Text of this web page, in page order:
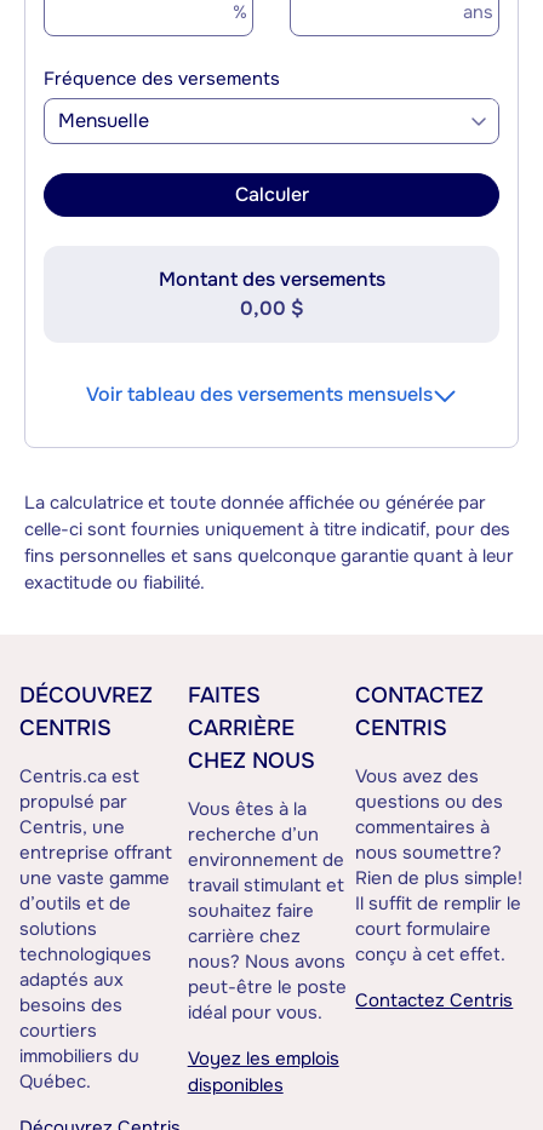
% ans
Fréquence des versements
Mensuelle
Calculer
Montant des versements
0,00 $
Voir tableau des versements mensuels
La calculatrice et toute donnée affichée ou générée par
celle-ci sont fournies uniquement à titre indicatif, pour des
fins personnelles et sans quelconque garantie quant à leur
exactitude ou fiabilité.
DÉCOUVREZ
CENTRIS
Centris.ca est
propulsé par
Centris, une
entreprise offrant
une vaste gamme
d’outils et de
solutions
technologiques
adaptés aux
besoins des
courtiers
immobiliers du
Québec.
FAITES
CARRIÈRE
CHEZ NOUS
Vous êtes à la
recherche d’un
environnement de
travail stimulant et
souhaitez faire
carrière chez
nous? Nous avons
peut-être le poste
idéal pour vous.
Voyez les emplois
disponibles
CONTACTEZ
CENTRIS
Vous avez des
questions ou des
commentaires à
nous soumettre?
Rien de plus simple!
Il suffit de remplir le
court formulaire
conçu à cet effet.
Contactez Centris